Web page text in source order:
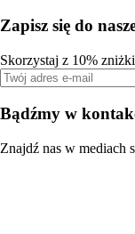
Zapisz się do
Skorzystaj z 10%
Bądźmy w
Znajdź nas w mediach